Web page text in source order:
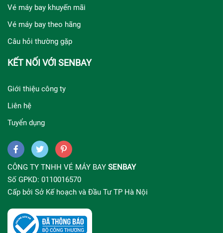
Vé máy bay khuyến mãi
Vé máy bay theo hãng
Câu hỏi thường gặp
KẾT NỐI VỚI SENBAY
Giới thiệu công ty
Liên hệ
Tuyển dụng
CÔNG TY TNHH VÉ MÁY BAY SENBAY
Số GPKD: 0110016570
Cấp bởi Sở Kế hoạch và Đầu Tư TP Hà Nội